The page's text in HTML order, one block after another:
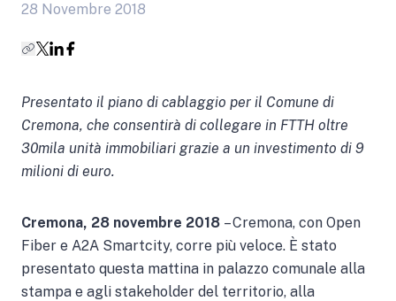
28 Novembre 2018
Presentato il piano di cablaggio per il Comune di
Cremona, che consentirà di collegare in FTTH oltre
30mila unità immobiliari grazie a un investimento di 9
milioni di euro.
Cremona, 28 novembre 2018 – Cremona, con Open
Fiber e A2A Smartcity, corre più veloce. È stato
presentato questa mattina in palazzo comunale alla
stampa e agli stakeholder del territorio, alla